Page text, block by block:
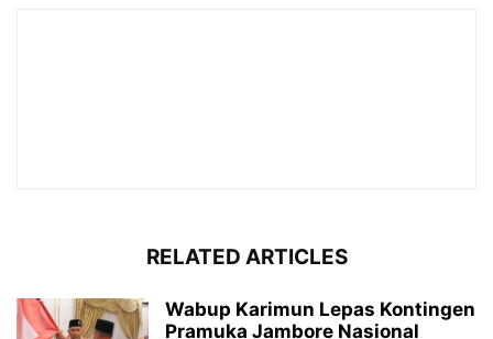
RELATED ARTICLES
Wabup Karimun Lepas Kontingen
Pramuka Jambore Nasional